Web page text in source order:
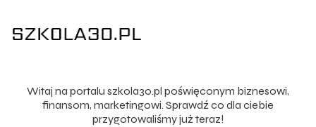
Witaj na portalu szkola30.pl poświęconym biznesowi,
finansom, marketingowi. Sprawdź co dla ciebie
przygotowaliśmy już teraz!